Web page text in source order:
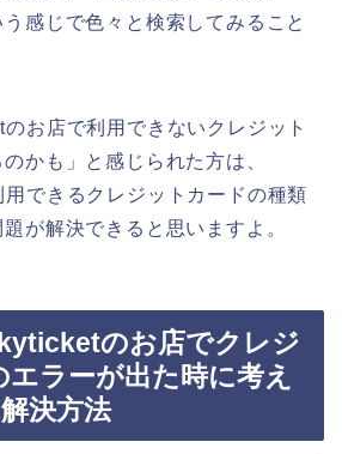
感じで色々と検索してみること
お店で利用できないクレジット
かも」と感じられた方は、
できるクレジットカードの種類
が解決できると思いますよ。
のお店でクレジ
ラーが出た時に考え
決方法